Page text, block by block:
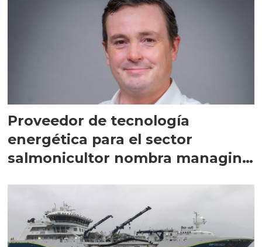
Proveedor de tecnología
energética para el sector
salmonicultor nombra managing